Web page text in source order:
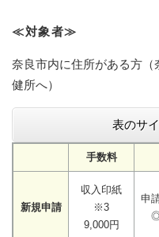
≪対象者≫
奈良市内に住所がある方
健所へ）
表のサ
手数料
新規申請
収入印紙
※3
9,000円
申